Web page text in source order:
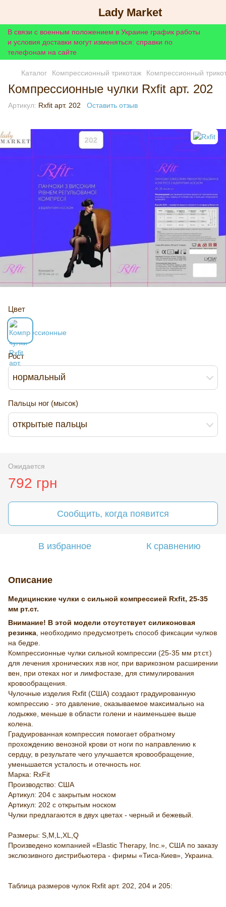
Lady Market
В связи с военным положением в Украине график работы
и условия доставки могут изменяться: справки по
телефонам на сайте
Каталог Компрессионный трикотаж Компрессионный
Компрессионные чулки Rxfit арт. 202
Артикул: Rxfit арт. 202 Оставить отзыв
Цвет
Рост
нормальный
Пальцы ног (мысок)
открытые пальцы
Ожидается
792 грн
Сообщить, когда появится
В избранное К сравнению
Описание
Медицинские чулки с сильной компрессией Rxfit, 25-35
мм рт.ст.
Внимание! В этой модели отсутствует силиконовая
резинка , необходимо предусмотреть способ фиксации чулков
на бедре.
Компрессионные чулки сильной компрессии (25-35 мм рт.ст.)
для лечения хронических язв ног, при варикозном расширении
вен, при отеках ног и лимфостазе, для стимулирования
кровообращения.
Чулочные изделия Rxfit (США) создают градуированную
компрессию - это давление, оказываемое максимально на
лодыжке, меньше в области голени и наименьшее выше
колена.
Градуированная компрессия помогает обратному
прохождению венозной крови от ноги по направлению к
сердцу, в результате чего улучшается кровообращение,
уменьшается усталость и отечность ног.
Марка: RxFit
Производство: США
Артикул: 204 с закрытым носком
Артикул: 202 с открытым носком
Чулки предлагаются в двух цветах - черный и бежевый.
Размеры: S,M,L,XL,Q
Произведено компанией «Elastic Therapy, Inc.», США по заказу
экслюзивного дистрибьютера - фирмы «Тиса-Киев», Украина.
Таблица размеров чулок Rxfit арт. 202, 204 и 205: